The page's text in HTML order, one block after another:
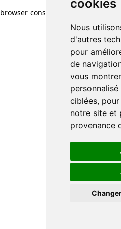
cookies
Nous
d'autres
pour
de
vous
ciblées,
notre site et
provenance
browser console for more